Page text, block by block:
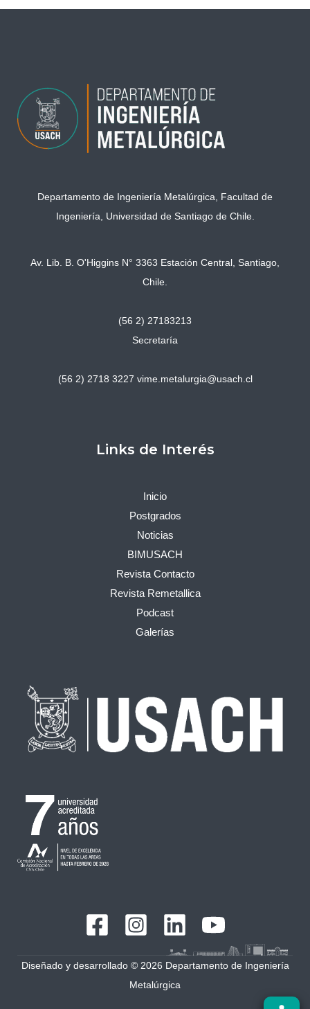
Departamento de Ingeniería Metalúrgica, Facultad de
Ingeniería, Universidad de Santiago de Chile.
Av. Lib. B. O'Higgins N° 3363 Estación Central, Santiago,
Chile.
(56 2) 27183213
Secretaría
(56 2) 2718 3227 vime.metalurgia@usach.cl
Links de Interés
Inicio
Postgrados
Noticias
BIMUSACH
Revista Contacto
Revista Remetallica
Podcast
Galerías
Diseñado y desarrollado © 2026 Departamento de Ingeniería
Metalúrgica